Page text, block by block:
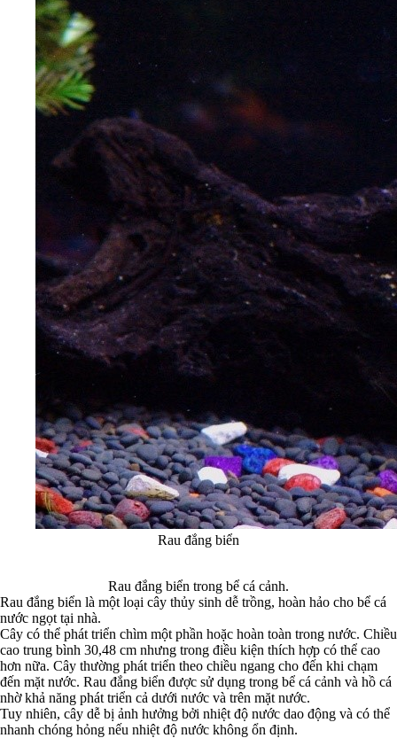
Rau đắng biển
Rau đắng biển trong bể cá cảnh.
Rau đắng biển là một loại cây thủy sinh dễ trồng, hoàn hảo cho bể cá
nước ngọt tại nhà.
Cây có thể phát triển chìm một phần hoặc hoàn toàn trong nước. Chiều
cao trung bình 30,48 cm nhưng trong điều kiện thích hợp có thể cao
hơn nữa. Cây thường phát triển theo chiều ngang cho đến khi chạm
đến mặt nước. Rau đắng biển được sử dụng trong bể cá cảnh và hồ cá
nhờ khả năng phát triển cả dưới nước và trên mặt nước.
Tuy nhiên, cây dễ bị ảnh hưởng bởi nhiệt độ nước dao động và có thể
nhanh chóng hỏng nếu nhiệt độ nước không ổn định.